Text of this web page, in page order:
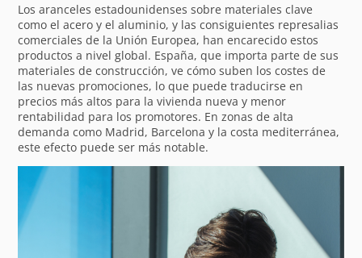
Los aranceles estadounidenses sobre materiales clave
como el acero y el aluminio, y las consiguientes represalias
comerciales de la Unión Europea, han encarecido estos
productos a nivel global. España, que importa parte de sus
materiales de construcción, ve cómo suben los costes de
las nuevas promociones, lo que puede traducirse en
precios más altos para la vivienda nueva y menor
rentabilidad para los promotores. En zonas de alta
demanda como Madrid, Barcelona y la costa mediterránea,
este efecto puede ser más notable.